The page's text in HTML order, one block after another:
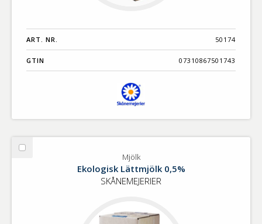
ART. NR. 50174
GTIN 07310867501743
Välj
Mjölk
Ekologisk Lättmjölk 0,5%
SKÅNEMEJERIER